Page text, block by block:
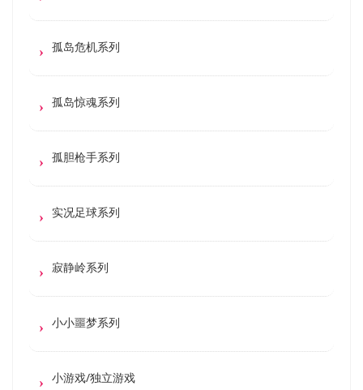
孤岛危机系列
孤岛惊魂系列
孤胆枪手系列
实况足球系列
寂静岭系列
小小噩梦系列
小游戏/独立游戏